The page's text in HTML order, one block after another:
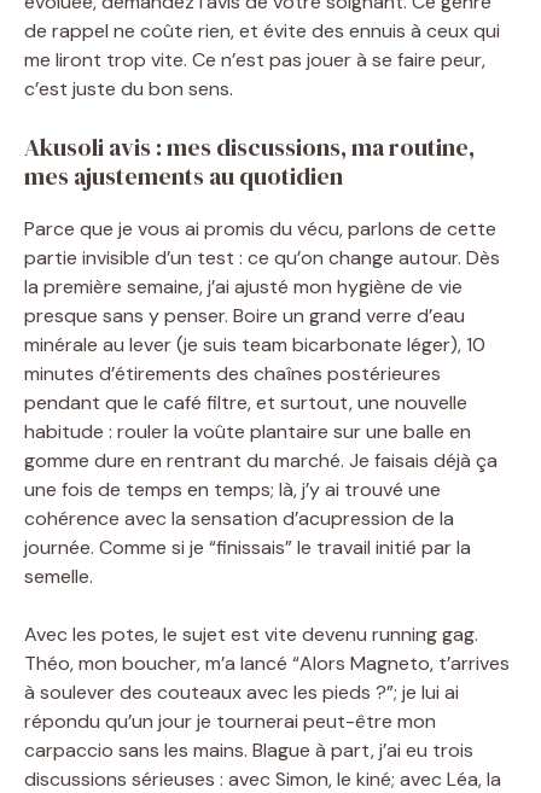
de rappel ne coûte rien, et évite des ennuis à ceux qui
me liront trop vite. Ce n’est pas jouer à se faire peur,
c’est juste du bon sens.
Akusoli avis : mes discussions, ma routine,
mes ajustements au quotidien
Parce que je vous ai promis du vécu, parlons de cette
partie invisible d’un test : ce qu’on change autour. Dès
la première semaine, j’ai ajusté mon hygiène de vie
presque sans y penser. Boire un grand verre d’eau
minérale au lever (je suis team bicarbonate léger), 10
minutes d’étirements des chaînes postérieures
pendant que le café filtre, et surtout, une nouvelle
habitude : rouler la voûte plantaire sur une balle en
gomme dure en rentrant du marché. Je faisais déjà ça
une fois de temps en temps; là, j’y ai trouvé une
cohérence avec la sensation d’acupression de la
journée. Comme si je “finissais” le travail initié par la
semelle.
Avec les potes, le sujet est vite devenu running gag.
Théo, mon boucher, m’a lancé “Alors Magneto, t’arrives
à soulever des couteaux avec les pieds ?”; je lui ai
répondu qu’un jour je tournerai peut-être mon
carpaccio sans les mains. Blague à part, j’ai eu trois
discussions sérieuses : avec Simon, le kiné; avec Léa, la